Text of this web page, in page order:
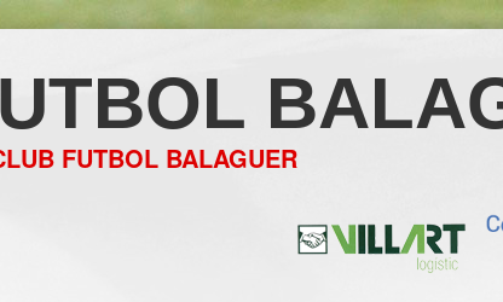
FUTBOL BALAGUER